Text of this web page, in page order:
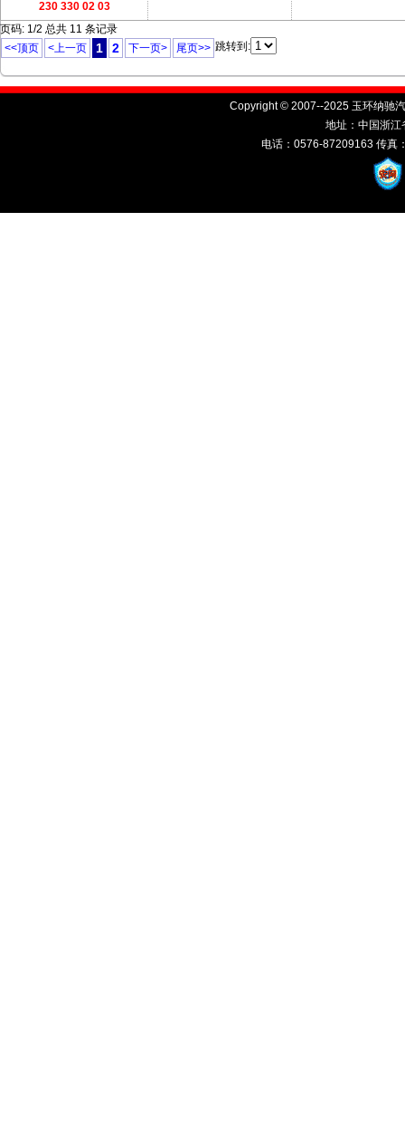
230 330 02 03
页码: 1/2 总共 11 条记录
<<顶页
<上一页 1 2 下一页> 尾页>> 跳转到:
Copyright © 2007--2025 玉环纳驰
地址：中国浙
电话：0576-87209163 传真